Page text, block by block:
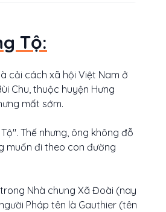
Tộ:
cải cách xã hội Việt Nam ở
Chu, thuộc huyện Hưng
mất sớm.
Thế nhưng, ông không đỗ
muốn đi theo con đường
Nhà chung Xã Đoài (nay
Pháp tên là Gauthier (tên